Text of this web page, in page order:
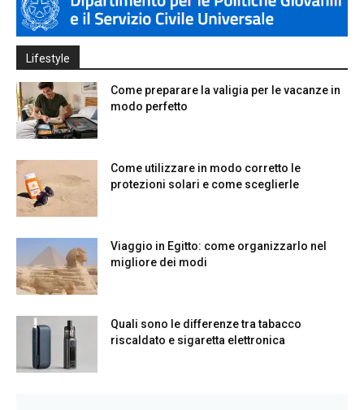
Lifestyle
Come preparare la valigia per le vacanze in
modo perfetto
Come utilizzare in modo corretto le
protezioni solari e come sceglierle
Viaggio in Egitto: come organizzarlo nel
migliore dei modi
Quali sono le differenze tra tabacco
riscaldato e sigaretta elettronica